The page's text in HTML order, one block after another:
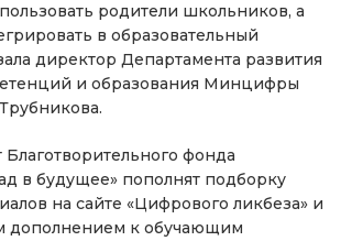
родители школьников, а
в образовательный
директор Департамента развития
и образования Минцифры
фонда
в будущее» пополнят подборку
на сайте «Цифрового ликбеза» и
дополнением к обучающим